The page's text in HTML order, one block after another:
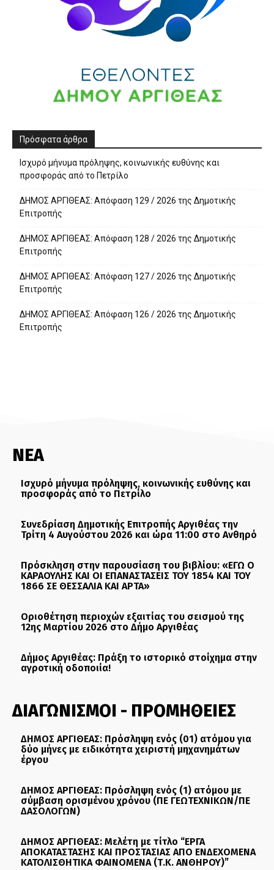
Πρόσφατα άρθρα
Ισχυρό μήνυμα πρόληψης, κοινωνικής ευθύνης και
προσφοράς από το Πετρίλο
ΔΗΜΟΣ ΑΡΓΙΘΕΑΣ: Απόφαση 129 / 2026 της Δημοτικής
Επιτροπής
ΔΗΜΟΣ ΑΡΓΙΘΕΑΣ: Απόφαση 128 / 2026 της Δημοτικής
Επιτροπής
ΔΗΜΟΣ ΑΡΓΙΘΕΑΣ: Απόφαση 127 / 2026 της Δημοτικής
Επιτροπής
ΔΗΜΟΣ ΑΡΓΙΘΕΑΣ: Απόφαση 126 / 2026 της Δημοτικής
Επιτροπής
ΝΕΑ
Ισχυρό μήνυμα πρόληψης, κοινωνικής ευθύνης και
προσφοράς από το Πετρίλο
Συνεδρίαση Δημοτικής Επιτροπής Αργιθέας την
Τρίτη 4 Αυγούστου 2026 και ώρα 11:00 στο Ανθηρό
Πρόσκληση στην παρουσίαση του βιβλίου: «ΕΓΩ Ο
ΚΑΡΑΟΥΛΗΣ ΚΑΙ ΟΙ ΕΠΑΝΑΣΤΑΣΕΙΣ ΤΟΥ 1854 ΚΑΙ ΤΟΥ
1866 ΣΕ ΘΕΣΣΑΛΙΑ ΚΑΙ ΑΡΤΑ»
Οριοθέτηση περιοχών εξαιτίας του σεισμού της
12ης Μαρτίου 2026 στο Δήμο Αργιθέας
Δήμος Αργιθέας: Πράξη το ιστορικό στοίχημα στην
αγροτική οδοποιία!
ΔΙΑΓΩΝΙΣΜΟΙ - ΠΡΟΜΗΘΕΙΕΣ
ΔΗΜΟΣ ΑΡΓΙΘΕΑΣ: Πρόσληψη ενός (01) ατόμου για
δύο μήνες με ειδικότητα χειριστή μηχανημάτων
έργου
ΔΗΜΟΣ ΑΡΓΙΘΕΑΣ: Πρόσληψη ενός (1) ατόμου με
σύμβαση ορισμένου χρόνου (ΠΕ ΓΕΩΤΕΧΝΙΚΩΝ/ΠΕ
ΔΑΣΟΛΟΓΩΝ)
ΔΗΜΟΣ ΑΡΓΙΘΕΑΣ: Μελέτη με τίτλο “ΕΡΓΑ
ΑΠΟΚΑΤΑΣΤΑΣΗΣ ΚΑΙ ΠΡΟΣΤΑΣΙΑΣ ΑΠΟ ΕΝΔΕΧΟΜΕΝΑ
ΚΑΤΟΛΙΣΘΗΤΙΚΑ ΦΑΙΝΟΜΕΝΑ (Τ.Κ. ΑΝΘΗΡΟΥ)”